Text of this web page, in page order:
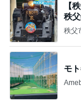
【
秩
秩父
モ